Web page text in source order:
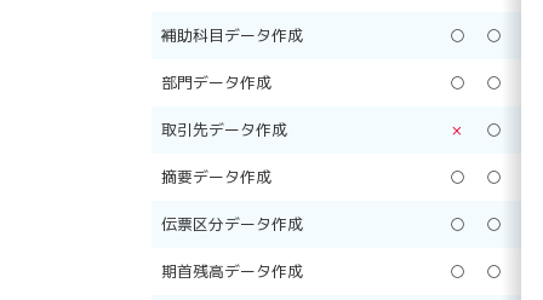
補助科目データ作成 ○ ○
部門データ作成 ○ ○
取引先データ作成 × ○
摘要データ作成 ○ ○
伝票区分データ作成 ○ ○
期首残高データ作成 ○ ○